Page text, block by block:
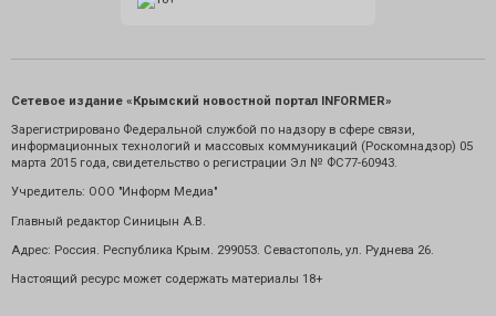
Сетевое издание «Крымский новостной портал INFORMER»
Зарегистрировано Федеральной службой по надзору в сфере связи,
информационных технологий и массовых коммуникаций (Роскомнадзор) 05
марта 2015 года, свидетельство о регистрации Эл № ФС77-60943.
Учредитель: ООО "Информ Медиа"
Главный редактор Синицын А.В.
Адрес: Россия. Республика Крым. 299053. Севастополь, ул. Руднева 26.
Настоящий ресурс может содержать материалы 18+